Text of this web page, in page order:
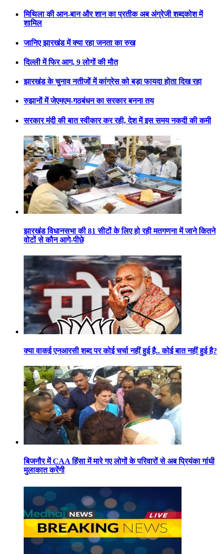
मिथिला की आन-बान और शान का प्रतीक अब अंग्रेजी शब्दकोश में
शामिल
जानिए झारखंड में क्या रहा जनता का रुख
दिल्ली में फिर आग, 9 लोगों की मौत
झारखंड के चुनाव नतीजों में कांग्रेस को बड़ा फायदा होता दिख रहा
रुझानों में जेएमएम-गठबंधन का सरकार बनना तय
सरकार मंदी की बात स्वीकार कर रही, देश में इस समय नकदी की कमी
झारखंड विधानसभा की 81 सीटों के लिए हो रही मतगणना में जाने कितने
वोटों से कौन आगे-पीछे
क्या वाकई एनआरसी शब्द पर कोई चर्चा नहीं हुई है.. कोई बात नहीं हुई है?
बिजनौर में CAA हिंसा में मारे गए लोगों के परिवारों से अब प्रियंका गांधी
मुलाकात करेंगी